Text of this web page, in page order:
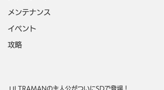
メンテナンス
イベント
攻略
ULTRAMANの主人公がついにSDで登場！